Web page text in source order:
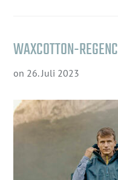
WAXCOTTON-
on 26. Juli 2023